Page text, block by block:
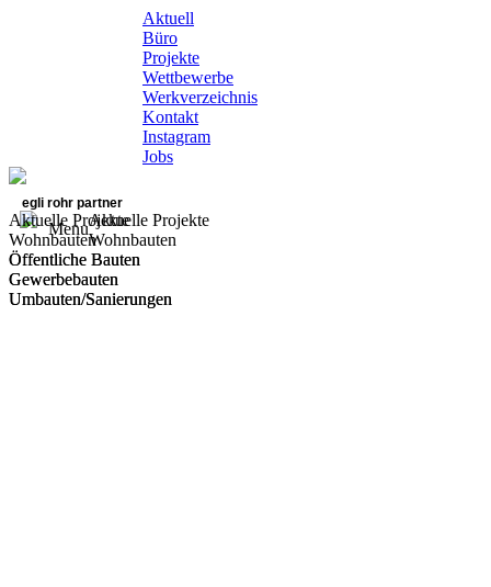
Aktuell
Büro
Projekte
Wettbewerbe
Werkverzeichnis
Kontakt
Instagram
Jobs
egli rohr partner
Menu
Aktuelle Projekte
Wohnbauten
Öffentliche Bauten
Gewerbebauten
Umbauten/Sanierungen
Aktuelle Projekte
Wohnbauten
Öffentliche Bauten
Gewerbebauten
Umbauten/Sanierungen